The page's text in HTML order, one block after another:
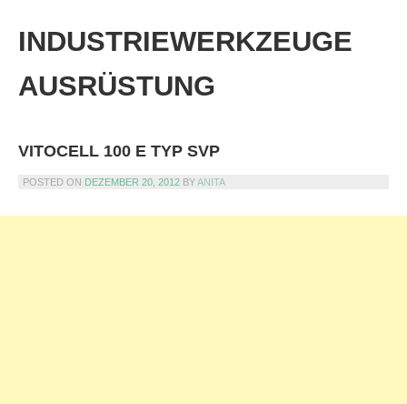
content
INDUSTRIEWERKZEUGE
AUSRÜSTUNG
VITOCELL 100 E TYP SVP
POSTED ON DEZEMBER 20, 2012 BYANITA